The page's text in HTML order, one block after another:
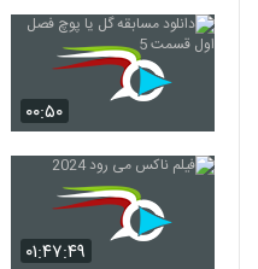
۰۰:۵۰
۰۱:۴۷:۴۹